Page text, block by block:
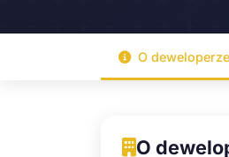
O deweloperze
O